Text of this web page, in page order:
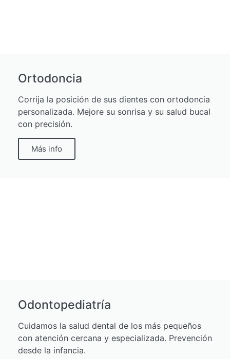
Ortodoncia
Corrija la posición de sus dientes con ortodoncia
personalizada. Mejore su sonrisa y su salud bucal
con precisión.
Más info
Odontopediatría
Cuidamos la salud dental de los más pequeños
con atención cercana y especializada. Prevención
desde la infancia.